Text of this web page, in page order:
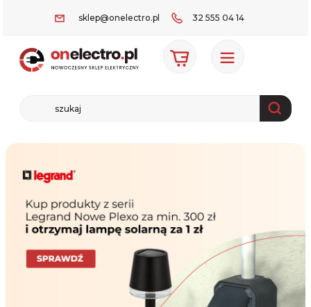
sklep@onelectro.pl 32 555 04 14